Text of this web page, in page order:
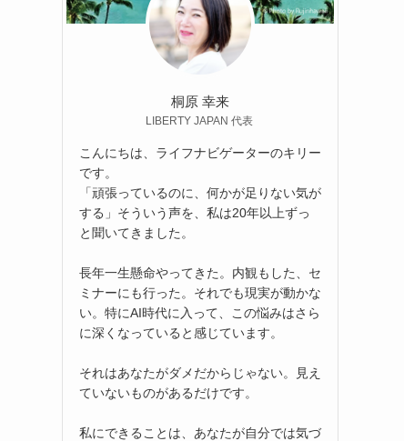
桐原 幸来
LIBERTY JAPAN 代表
こんにちは、ライフナビゲーターのキリー
です。
「頑張っているのに、何かが足りない気が
する」そういう声を、私は20年以上ずっ
と聞いてきました。
長年一生懸命やってきた。内観もした、セ
ミナーにも行った。それでも現実が動かな
い。特にAI時代に入って、この悩みはさら
に深くなっていると感じています。
それはあなたがダメだからじゃない。見え
ていないものがあるだけです。
私にできることは、あなたが自分では気づ